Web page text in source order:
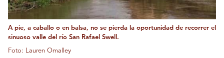
A pie, a caballo o en balsa, no se pierda la oportunidad de recorrer el
sinuoso valle del río San Rafael Swell.
Foto: Lauren Omalley